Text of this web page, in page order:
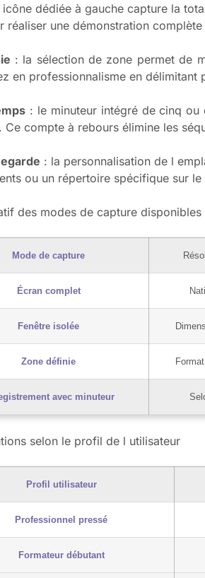
dédiée à gauche capture la
réaliser une démonstration
: la sélection de zone permet de
en professionnalisme en
: le minuteur intégré de cinq
Ce compte à rebours élimine les
: la personnalisation de l
ou un répertoire spécifique sur
des modes de capture disponibles
Mode de capture
Écran complet
Fenêtre isolée
Zone définie
avec minuteur
selon le profil de l utilisateur
Profil utilisateur
Professionnel pressé
Formateur débutant